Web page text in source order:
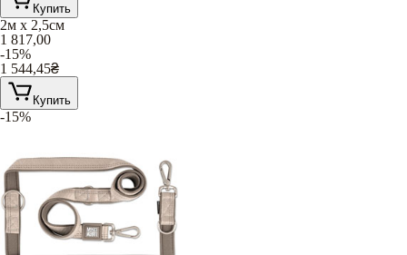
Купить
2м х 2,5см
1 817,00
-15%
1 544,45₴
Купить
-15%